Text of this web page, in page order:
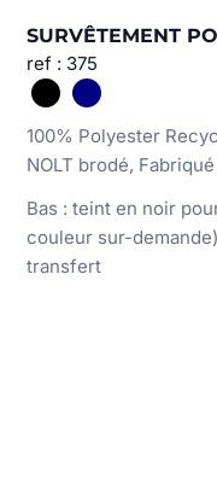
SURVÊTEMENT
ref : 375
100% Polyester
NOLT brodé,
Bas : teint en noir
couleur sur-
transfert